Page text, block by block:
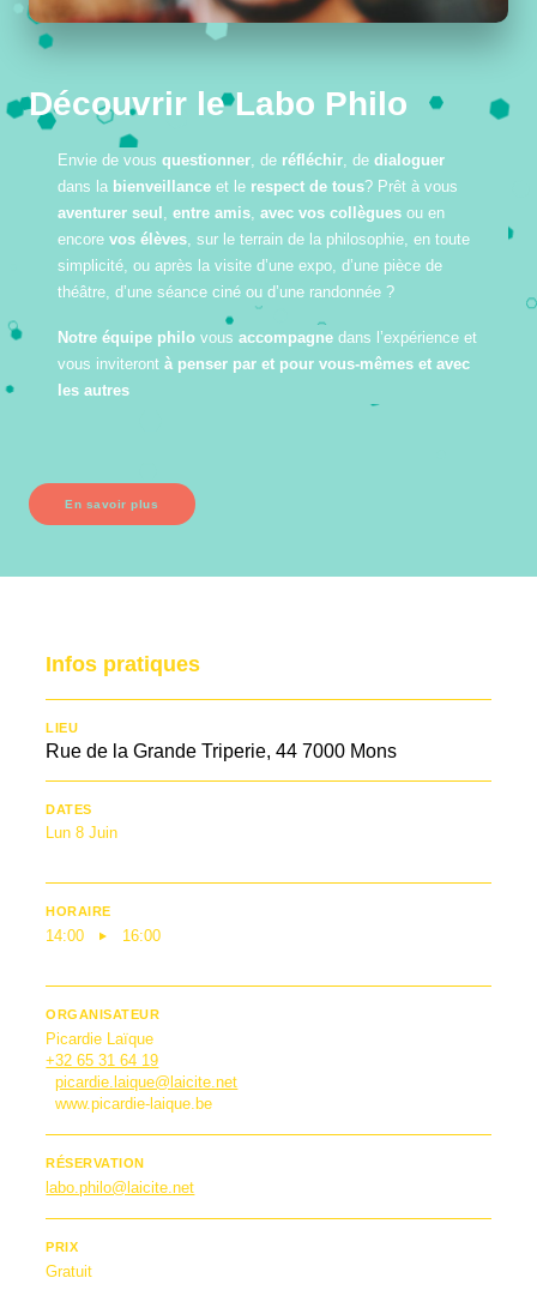
Découvrir le Labo Philo
Envie de vous questionner, de réfléchir, de dialoguer
dans la bienveillance et le respect de tous? Prêt à vous
aventurer seul , entre amis, avec vos collègues ou en
encore vos élèves, sur le terrain de la philosophie, en toute
simplicité, ou après la visite d’une expo, d’une pièce de
théâtre, d’une séance ciné ou d’une randonnée ?
Notre équipe philo vous accompagne dans l’expérience et
vous inviteront à penser par et pour vous-mêmes et avec
les autres
En savoir plus
Infos pratiques
LIEU
Rue de la Grande Triperie, 44 7000 Mons
DATES
Lun 8 Juin
HORAIRE
14:00 16:00
ORGANISATEUR
Picardie Laïque
+32 65 31 64 19
picardie.laique@laicite.net
www.picardie-laique.be
RÉSERVATION
labo.philo@laicite.net
PRIX
Gratuit